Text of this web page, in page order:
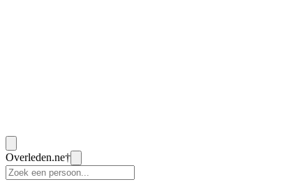
Overleden.ne†